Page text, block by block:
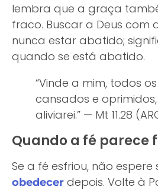
lembra que a graça
fraco. Buscar a Deus com
nunca estar abatido;
quando se está abatido.
“Vinde a mim, todos
cansados e
aliviarei.” — Mt 11.28
Quando a fé parece
Se a fé esfriou, não
obedecer depois. Volte à